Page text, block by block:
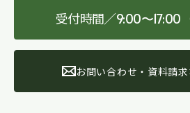
受付時間／9:00〜17:00
お問い合わせ・資料請